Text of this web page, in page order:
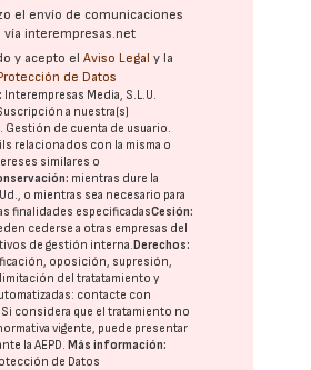
el envío de comunicaciones
vía interempresas.net
y acepto elAviso Legal y la
de Datos
Interempresas Media, S.L.U.
a nuestra(s)
Gestión de cuenta de usuario.
relacionados con la misma o
similares o
mientras dure la
o mientras sea necesario para
finalidades especificadasCesión:
cederse a otras empresas del
de gestión interna.Derechos:
oposición, supresión,
del tratatamiento y
contacte con
Si considera que el tratamiento no
vigente, puede presentar
laAEPD.Más información:
de Datos